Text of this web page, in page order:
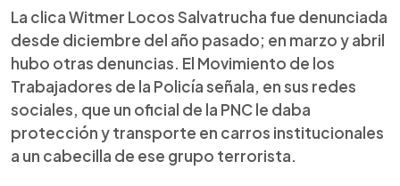
La clica Witmer Locos Salvatrucha fue denunciada
desde diciembre del año pasado; en marzo y abril
hubo otras denuncias. El Movimiento de los
Trabajadores de la Policía señala, en sus redes
sociales, que un oficial de la PNC le daba
protección y transporte en carros institucionales
a un cabecilla de ese grupo terrorista.